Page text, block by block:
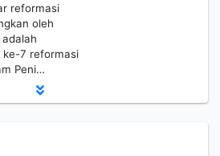
reformasi
oleh
ke-7 reformasi
Peni…